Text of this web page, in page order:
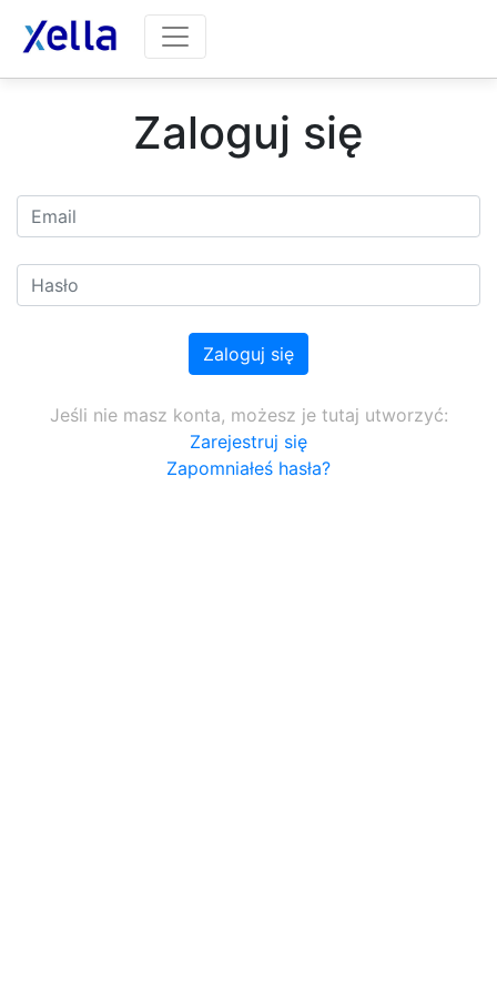
Zaloguj się
Jeśli nie masz konta, możesz je tutaj utworzyć:
Zarejestruj się
Zapomniałeś hasła?